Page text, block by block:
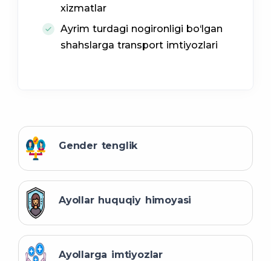
xizmatlar
Ayrim turdagi nogironligi bo‘lgan
shahslarga transport imtiyozlari
Gender tenglik
Ayollar huquqiy himoyasi
Ayollarga imtiyozlar